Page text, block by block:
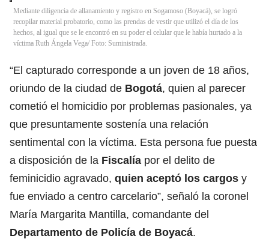
Mediante diligencia de allanamiento y registro en Sogamoso (Boyacá), se logró
recopilar material probatorio, como las prendas de vestir que utilizó el día de los
hechos, al igual que se le encontró en su poder el celular que le había hurtado a la
víctima Ruth Ángela Vega/ Foto: Suministrada.
“El capturado corresponde a un joven de 18 años,
oriundo de la ciudad de Bogotá, quien al parecer
cometió el homicidio por problemas pasionales, ya
que presuntamente sostenía una relación
sentimental con la víctima. Esta persona fue puesta
a disposición de la Fiscalía por el delito de
feminicidio agravado, quien aceptó los cargos y
fue enviado a centro carcelario”, señaló la coronel
María Margarita Mantilla, comandante del
Departamento de Policía de Boyacá.